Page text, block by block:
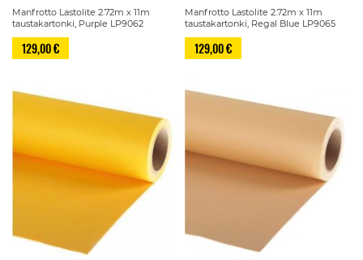
Manfrotto Lastolite 2.72m x 11m
taustakartonki, Purple LP9062
129,00 €
Manfrotto Lastolite 2.72m x 11m
taustakartonki, Regal Blue LP9065
129,00 €